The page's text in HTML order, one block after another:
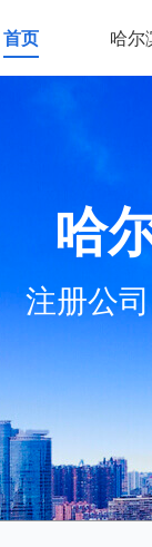
首页 哈尔
哈
注册公